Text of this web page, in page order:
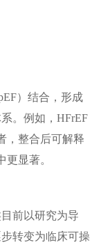
）结合，形成
。例如，HFrEF
，整合后可解释
更显著。
前以研究为导
转变为临床可操